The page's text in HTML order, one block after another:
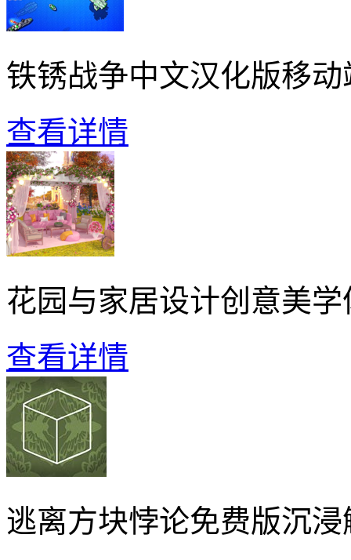
铁锈战争中文汉化版移动
查看详情
花园与家居设计创意美学
查看详情
逃离方块悖论免费版沉浸